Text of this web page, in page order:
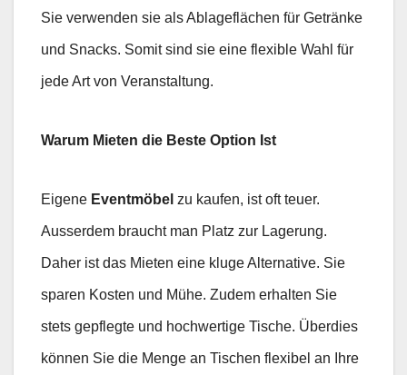
Sie verwenden sie als Ablageflächen für Getränke
und Snacks. Somit sind sie eine flexible Wahl für
jede Art von Veranstaltung.
Warum Mieten die Beste Option Ist
Eigene Eventmöbel zu kaufen, ist oft teuer.
Ausserdem braucht man Platz zur Lagerung.
Daher ist das Mieten eine kluge Alternative. Sie
sparen Kosten und Mühe. Zudem erhalten Sie
stets gepflegte und hochwertige Tische. Überdies
können Sie die Menge an Tischen flexibel an Ihre